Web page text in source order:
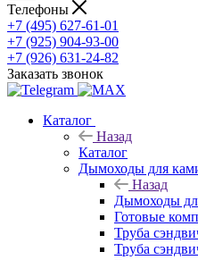
Телефоны
+7 (495) 627-61-01
+7 (925) 904-93-00
+7 (926) 631-24-82
Заказать звонок
Каталог
Назад
Каталог
Дымоходы для
Назад
Дымоходы
Готовые
Труба
Труба